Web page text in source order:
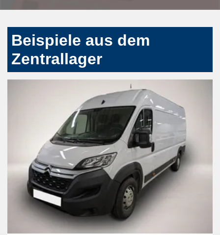
Beispiele aus dem
Zentrallager